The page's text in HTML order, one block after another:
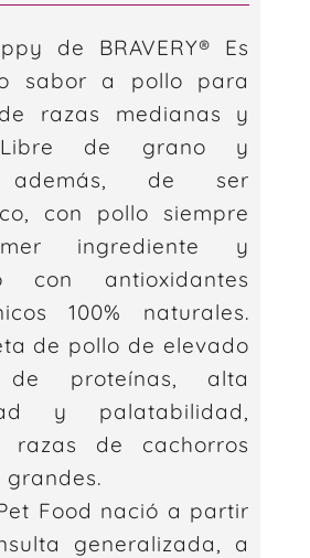
de BRAVERY® Es
sabor a pollo para
razas medianas y
Libre de grano y
además, de ser
con pollo siempre
ingrediente y
con antioxidantes
100% naturales.
de pollo de elevado
de proteínas, alta
y palatabilidad,
razas de cachorros
grandes.
Food nació a partir
generalizada, a